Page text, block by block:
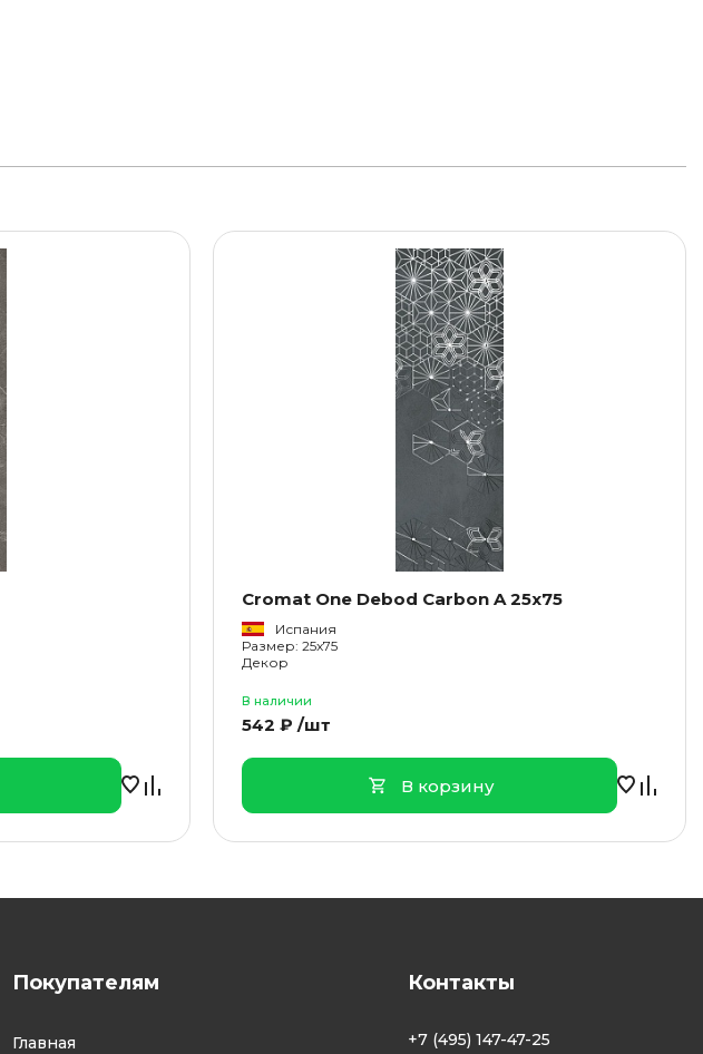
Cromat One Debod Carbon A 25x75
Испания
Размер: 25x75
Декор
В наличии
542 ₽ /шт
В корзину
Покупателям
Главная
Контакты
+7 (495) 147-47-25